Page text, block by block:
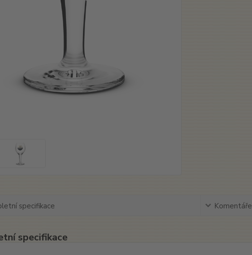
specifikace Komentáře
specifikace